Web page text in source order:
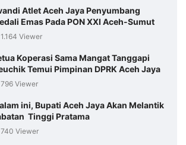
Atlet Aceh Jaya Penyumbang
Emas Pada PON XXI Aceh-Sumut
1.164 Viewer
Koperasi Sama Mangat Tanggapi
Temui Pimpinan DPRK Aceh Jaya
796 Viewer
ini, Bupati Aceh Jaya Akan Melantik
Tinggi Pratama
740 Viewer